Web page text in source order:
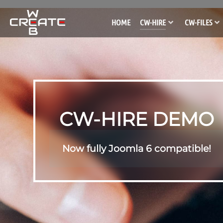
HOME CW-HIRE CW-FILES
CW-HIRE DEMO
Now fully Joomla 6 compatible!